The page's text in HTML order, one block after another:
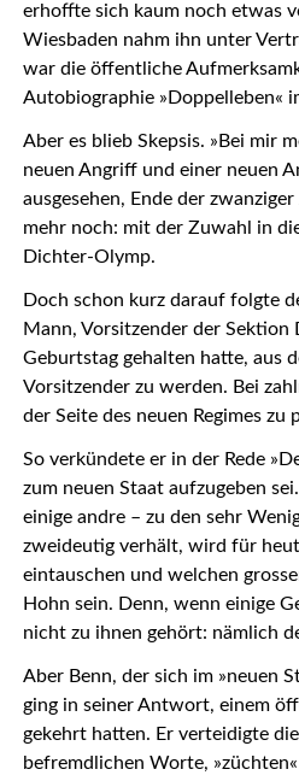
erhoffte sich kaum noch etwas
Wiesbaden nahm ihn unter
war die öffentliche
Autobiographie »Doppelleben«
Aber es blieb Skepsis. »Bei mir
neuen Angriff und einer neuen
ausgesehen, Ende der
mehr noch: mit der Zuwahl in
Dichter-Olymp.
Doch schon kurz darauf folgte
Mann, Vorsitzender der Sektion
Geburtstag gehalten hatte, aus
Vorsitzender zu werden. Bei
der Seite des neuen Regimes zu
So verkündete er in der Rede
zum neuen Staat aufzugeben
einige andre – zu den sehr
zweideutig verhält, wird für
eintauschen und welchen
Hohn sein. Denn, wenn einige
nicht zu ihnen gehört: nämlich
Aber Benn, der sich im »neuen
ging in seiner Antwort, einem
gekehrt hatten. Er verteidigte
befremdlichen Worte,